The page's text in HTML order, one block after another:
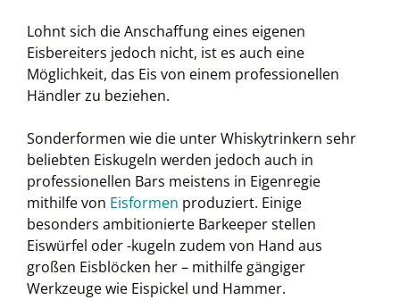
Lohnt sich die Anschaffung eines eigenen
Eisbereiters jedoch nicht, ist es auch eine
Möglichkeit, das Eis von einem professionellen
Händler zu beziehen.
Sonderformen wie die unter Whiskytrinkern sehr
beliebten Eiskugeln werden jedoch auch in
professionellen Bars meistens in Eigenregie
mithilfe von Eisformen produziert. Einige
besonders ambitionierte Barkeeper stellen
Eiswürfel oder -kugeln zudem von Hand aus
großen Eisblöcken her – mithilfe gängiger
Werkzeuge wie Eispickel und Hammer.